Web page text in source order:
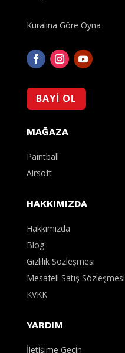
Kuralına Göre Oyna
BAYİ OL
MAĞAZA
Paintball
Airsoft
HAKKIMIZDA
Hakkımızda
Blog
Gizlilik Sözleşmesi
Mesafeli Satış Sözleşmesi
KVKK
YARDIM
İletişime Geçin